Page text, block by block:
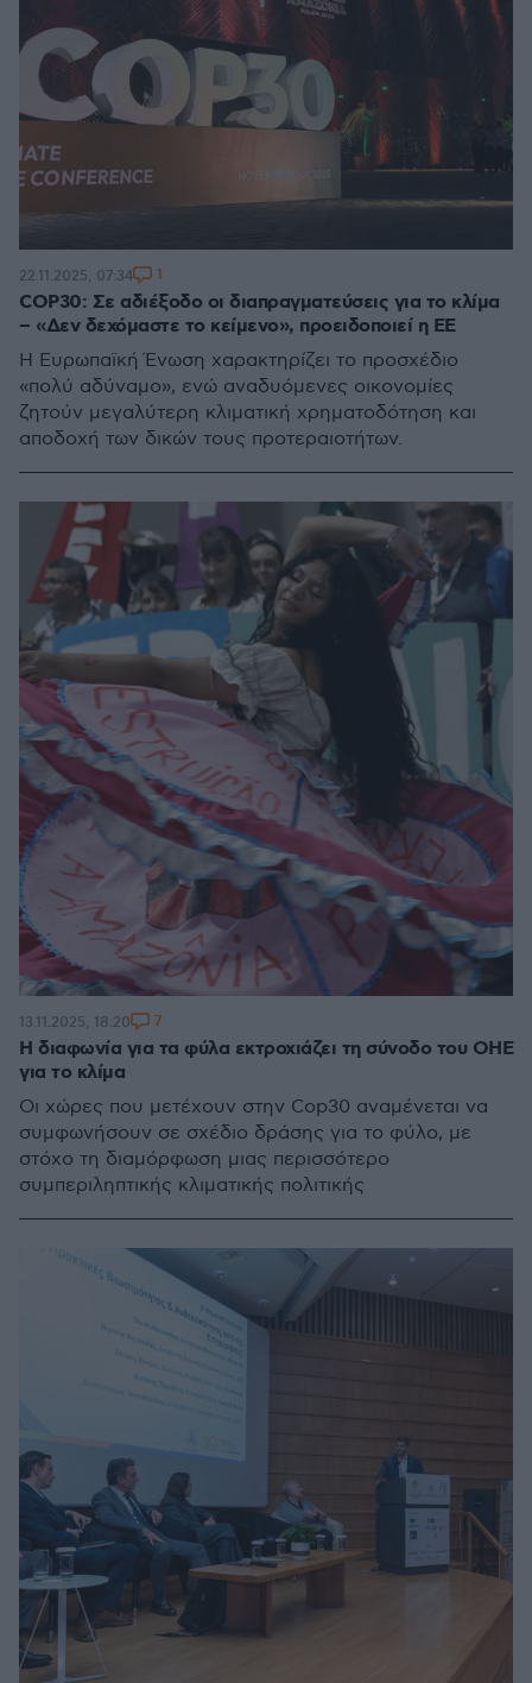
COP30: Σε αδιέξοδο οι διαπραγματεύσεις για το κλίμα
– «Δεν δεχόμαστε το κείμενο», προειδοποιεί η ΕΕ
Η Ευρωπαϊκή Ένωση χαρακτηρίζει το προσχέδιο
«πολύ αδύναμο», ενώ αναδυόμενες οικονομίες
ζητούν μεγαλύτερη κλιματική χρηματοδότηση και
αποδοχή των δικών τους προτεραιοτήτων.
22.11.2025, 07:34 1
Η διαφωνία για τα φύλα εκτροχιάζει τη σύνοδο του ΟΗΕ
για το κλίμα
Οι χώρες που μετέχουν στην Cop30 αναμένεται να
συμφωνήσουν σε σχέδιο δράσης για το φύλο, με
στόχο τη διαμόρφωση μιας περισσότερο
συμπεριληπτικής κλιματικής πολιτικής
13.11.2025, 18:20 7